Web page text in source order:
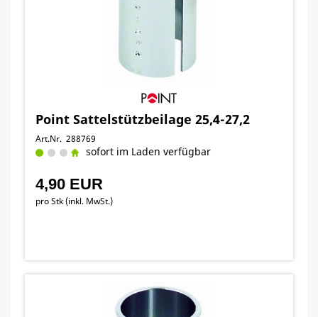
Point Sattelstützbeilage 25,4-27,2
Art.Nr. 288769
sofort im Laden verfügbar
4,90 EUR
pro Stk (inkl. MwSt.)